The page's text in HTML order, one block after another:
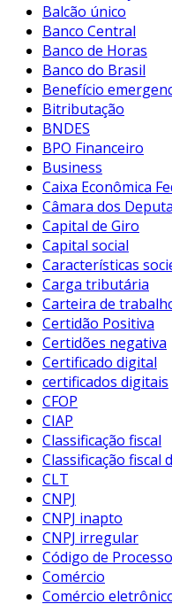
Balcão único
Banco Central
Banco de Horas
Banco do Brasil
Benefício
Bitributação
BNDES
BPO Financeiro
Business
Caixa Econômica
Câmara dos
Capital de Giro
Capital social
Características
Carga tributária
Carteira de
Certidão Positiva
Certidões negativa
Certificado digital
certificados digitais
CFOP
CIAP
Classificação fiscal
Classificação fiscal
CLT
CNPJ
CNPJ inapto
CNPJ irregular
Código de
Comércio
Comércio